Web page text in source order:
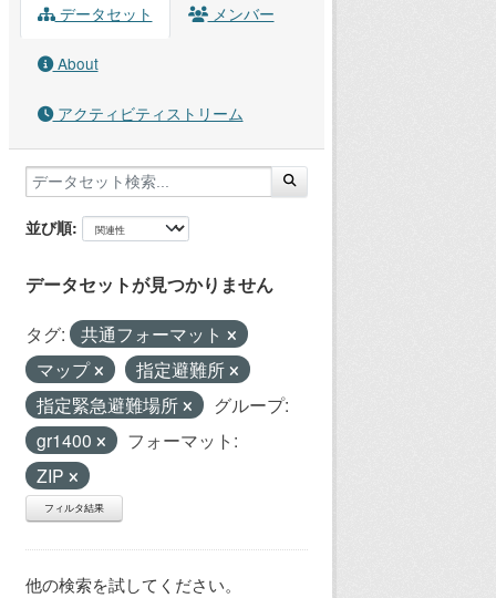
データセット メンバー
About
アクティビティストリーム
並び順
データセットが見つかりません
タグ:
共通フォーマット
マップ
指定避難所
指定緊急避難場所
グループ:
gr1400
フォーマット:
ZIP
フィルタ結果
他の検索を試してください。